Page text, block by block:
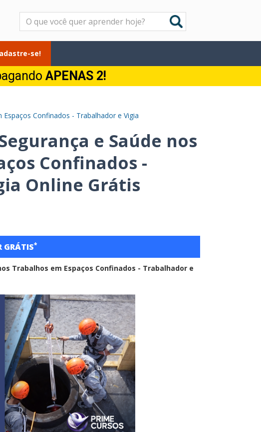
se!
APENAS 2!
Confinados - Trabalhador e Vigia
e Saúde nos
Confinados -
Online Grátis
GRÁTIS*
Trabalhos em Espaços Confinados - Trabalhador e